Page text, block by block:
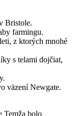
Bristole.
farmingu.
z ktorých mnohé
s telami dojčiat,
väzení Newgate.
Temža bolo